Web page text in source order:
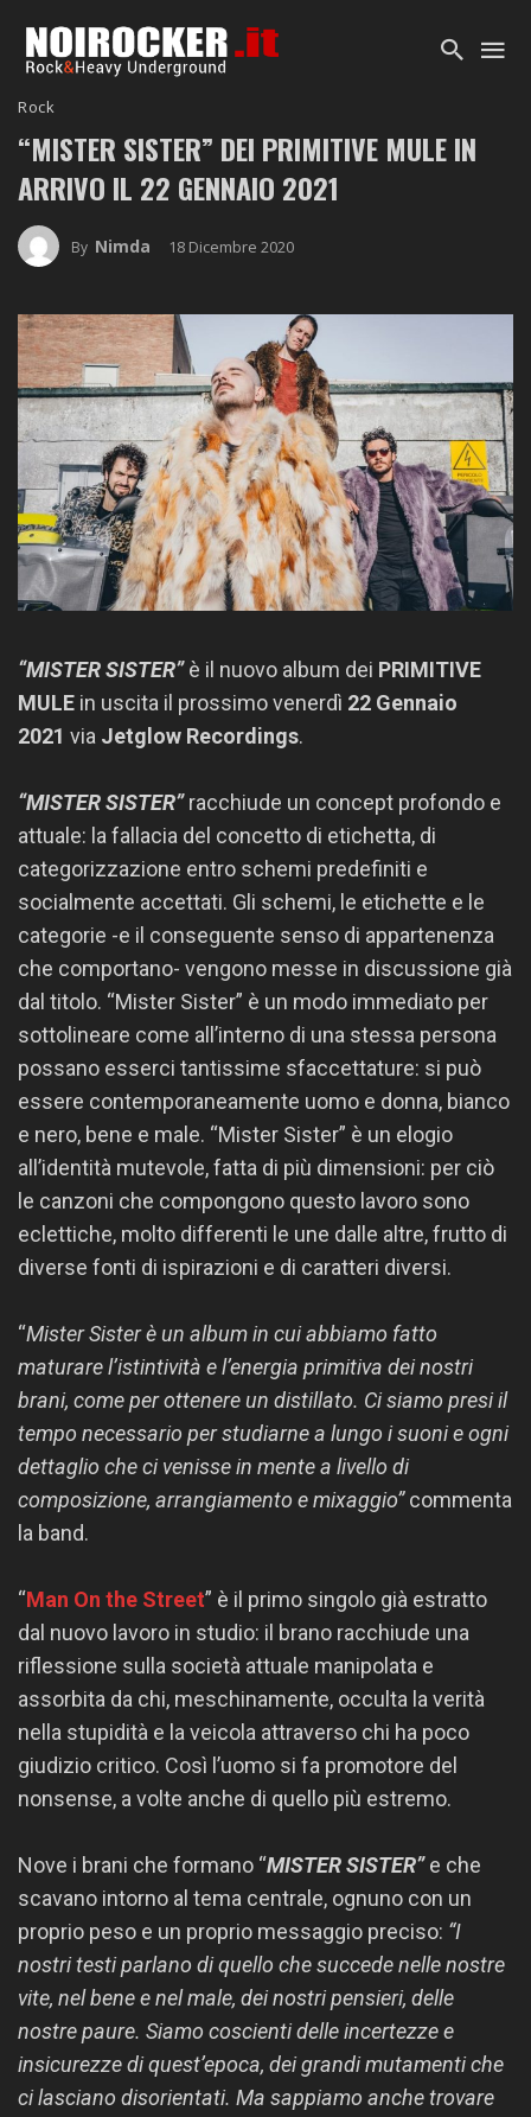
Rock
“MISTER SISTER” DEI PRIMITIVE MULE IN
ARRIVO IL 22 GENNAIO 2021
By Nimda 18 Dicembre 2020
“MISTER SISTER”è il nuovo album dei PRIMITIVE
MULE in uscita il prossimo venerdì 22 Gennaio
2021 via Jetglow Recordings.
“MISTER SISTER”racchiude un concept profondo e
attuale: la fallacia del concetto di etichetta, di
categorizzazione entro schemi predefiniti e
socialmente accettati. Gli schemi, le etichette e le
categorie -e il conseguente senso di appartenenza
che comportano- vengono messe in discussione già
dal titolo. “Mister Sister” è un modo immediato per
sottolineare come all’interno di una stessa persona
possano esserci tantissime sfaccettature: si può
essere contemporaneamente uomo e donna, bianco
e nero, bene e male. “Mister Sister” è un elogio
all’identità mutevole, fatta di più dimensioni: per ciò
le canzoni che compongono questo lavoro sono
eclettiche, molto differenti le une dalle altre, frutto di
diverse fonti di ispirazioni e di caratteri diversi.
“Mister Sister è un album in cui abbiamo fatto
maturare l’istintività e l’energia primitiva dei nostri
brani, come per ottenere un distillato. Ci siamo presi il
tempo necessario per studiarne a lungo i suoni e ogni
dettaglio che ci venisse in mente a livello di
composizione, arrangiamento e mixaggio”commenta
la band.
“Man On the Street” è il primo singolo già estratto
dal nuovo lavoro in studio: il brano racchiude una
riflessione sulla società attuale manipolata e
assorbita da chi, meschinamente, occulta la verità
nella stupidità e la veicola attraverso chi ha poco
giudizio critico. Così l’uomo si fa promotore del
nonsense, a volte anche di quello più estremo.
Nove i brani che formano “MISTER SISTER”e che
scavano intorno al tema centrale, ognuno con un
proprio peso e un proprio messaggio preciso: “I
nostri testi parlano di quello che succede nelle nostre
vite, nel bene e nel male, dei nostri pensieri, delle
nostre paure. Siamo coscienti delle incertezze e
insicurezze di quest’epoca, dei grandi mutamenti che
ci lasciano disorientati. Ma sappiamo anche trovare